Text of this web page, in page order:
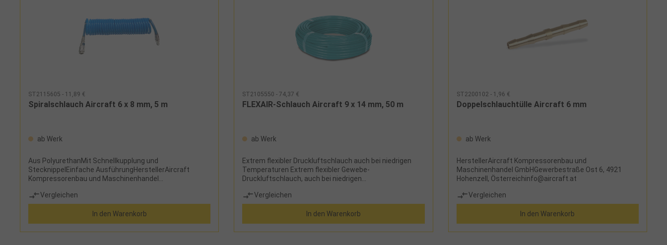
ST2115605 - 11,89 €
Spiralschlauch Aircraft 6 x 8 mm, 5 m
ab Werk
Aus PolyurethanMit Schnellkupplung und
StecknippelEinfache AusführungHerstellerAircraft
Kompressorenbau und Maschinenhandel
Österreichinfo@aircraft.at Lieferumfang: Standard-
SchnellkupplungStecknippel
Vergleichen
In den Warenkorb
ST2105550 - 74,37 €
FLEXAIR-Schlauch Aircraft 9 x 14 mm, 50 m
ab Werk
Extrem flexibler Druckluftschlauch auch bei niedrigen
Temperaturen Extrem flexibler Gewebe-
Druckluftschlauch, auch bei niedrigen
ölhaltige DruckluftHerstellerAircraft Kompressorenbau
und Maschinenhandel GmbHGewerbestraße Ost 6, 4921
Hohenzell, Österreichinfo@aircraft.at
Vergleichen
In den Warenkorb
ST2200102 - 1,96 €
Doppelschlauchtülle Aircraft 6 mm
ab Werk
HerstellerAircraft Kompressorenbau und
Maschinenhandel GmbHGewerbestraße Ost 6, 4921
Hohenzell, Österreichinfo@aircraft.at
Vergleichen
In den Warenkorb